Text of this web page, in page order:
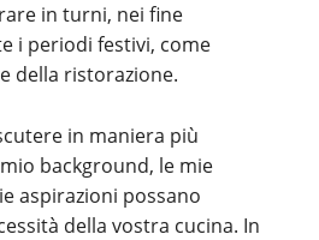
in turni, nei fine
i periodi festivi, come
della ristorazione.
in maniera più
background, le mie
aspirazioni possano
della vostra cucina. In